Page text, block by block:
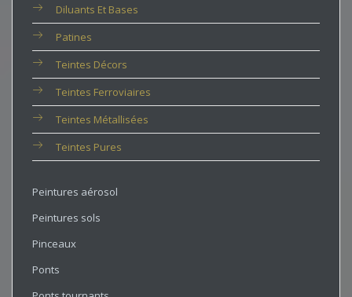
Diluants Et Bases
Patines
Teintes Décors
Teintes Ferroviaires
Teintes Métallisées
Teintes Pures
Peintures aérosol
Peintures sols
Pinceaux
Ponts